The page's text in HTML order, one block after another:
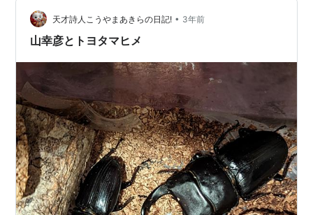
ギ、イザナミの国造りから始まります。 イザナギ、イザ
ナミの間に生まれた子どもはたくさ…
天才詩人こうやまあきらの日記! • 3年前
山幸彦とトヨタマヒメ